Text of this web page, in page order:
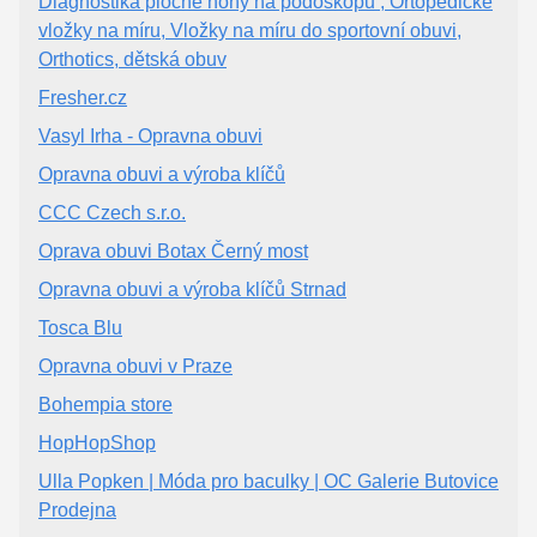
vložky na míru, Vložky na míru do sportovní obuvi,
Orthotics, dětská obuv
Fresher.cz
Vasyl Irha - Opravna obuvi
Opravna obuvi a výroba klíčů
CCC Czech s.r.o.
Oprava obuvi Botax Černý most
Opravna obuvi a výroba klíčů Strnad
Tosca Blu
Opravna obuvi v Praze
Bohempia store
HopHopShop
Ulla Popken | Móda pro baculky | OC Galerie Butovice
Prodejna